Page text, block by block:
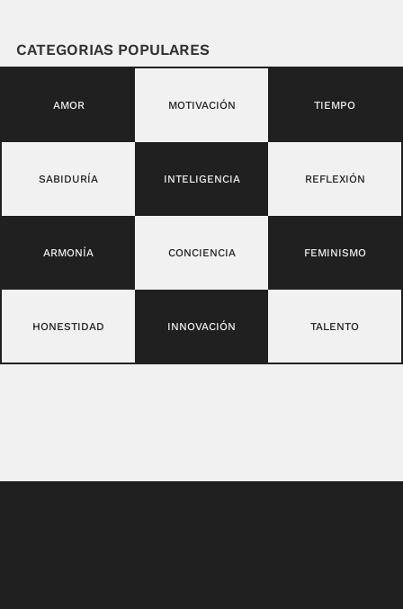
CATEGORIAS POPULARES
AMOR MOTIVACIÓN TIEMPO
SABIDURÍA INTELIGENCIA REFLEXIÓN
ARMONÍA CONCIENCIA FEMINISMO
HONESTIDAD INNOVACIÓN TALENTO